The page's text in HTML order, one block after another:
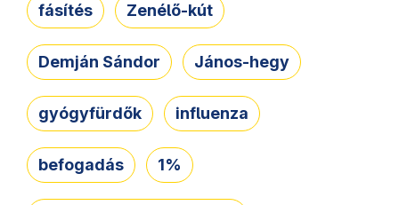
fásítés Zenélő-kút
Demján Sándor János-hegy
gyógyfürdők influenza
befogadás 1%